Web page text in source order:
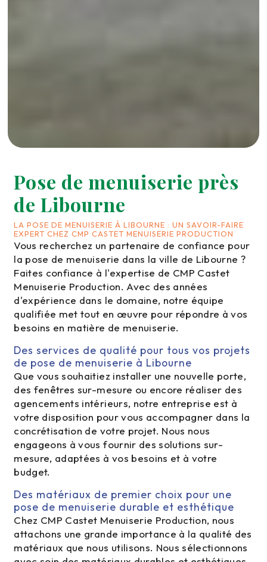
Pose de menuiserie près
de Libourne
LA POSE DE MENUISERIE À LIBOURNE : UN SAVOIR-FAIRE
EXPERT CHEZ CMP CASTET MENUISERIE PRODUCTION
Vous recherchez un partenaire de confiance pour
la pose de menuiserie dans la ville de Libourne ?
Faites confiance à l'expertise de CMP Castet
Menuiserie Production. Avec des années
d'expérience dans le domaine, notre équipe
qualifiée met tout en œuvre pour répondre à vos
besoins en matière de menuiserie.
Des services de qualité pour tous vos projets
de pose de menuiserie à Libourne
Que vous souhaitiez installer une nouvelle porte,
des fenêtres sur-mesure ou encore réaliser des
agencements intérieurs, notre entreprise est à
votre disposition pour vous accompagner dans la
concrétisation de votre projet. Nous nous
engageons à vous fournir des solutions sur-
mesure, adaptées à vos besoins et à votre
budget.
Des matériaux de premier choix pour une
pose de menuiserie durable et esthétique
Chez CMP Castet Menuiserie Production, nous
attachons une grande importance à la qualité des
matériaux que nous utilisons. Nous sélectionnons